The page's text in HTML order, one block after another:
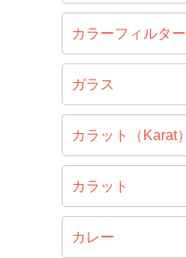
カラーフィルター
ガラス
カラット（Karat）
カラット
カレー